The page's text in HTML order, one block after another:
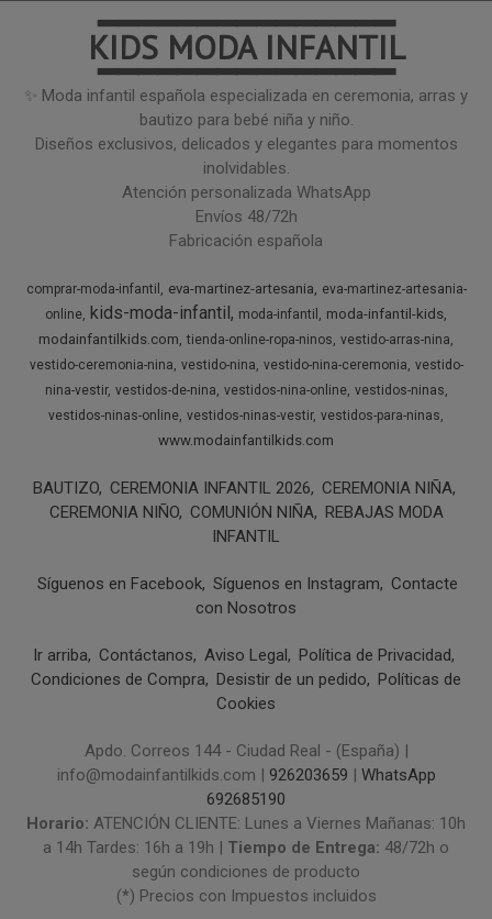
━━━━━━━━━━━━━━━
KIDS MODA INFANTIL
━━━━━━━━━━━━━━━
✨ Moda infantil española especializada en ceremonia, arras y
bautizo para bebé niña y niño.
Diseños exclusivos, delicados y elegantes para momentos
inolvidables.
Atención personalizada WhatsApp
Envíos 48/72h
Fabricación española
comprar-moda-infantil eva-martinez-artesania
eva-martinez-artesania-
online
kids-moda-infantil moda-infantil
moda-infantil-kids
modainfantilkids.com tienda-online-ropa-ninos vestido-arras-nina
vestido-ceremonia-nina vestido-nina vestido-nina-ceremonia vestido-
nina-vestir vestidos-de-nina vestidos-nina-online vestidos-ninas
vestidos-ninas-online vestidos-ninas-vestir vestidos-para-ninas
www.modainfantilkids.com
BAUTIZO CEREMONIA INFANTIL 2026
CEREMONIA NIÑA
CEREMONIA NIÑO COMUNIÓN NIÑA
REBAJAS MODA
INFANTIL
Síguenos en Facebook Síguenos en Instagram
Contacte
con Nosotros
Ir arriba Contáctanos Aviso Legal
Política de Privacidad
Condiciones de Compra
Desistir de un pedido
Políticas de
Cookies
Apdo. Correos 144 - Ciudad Real - (España) |
info@modainfantilkids.com | 926203659
WhatsApp
692685190
Horario: ATENCIÓN CLIENTE: Lunes a Viernes Mañanas: 10h
a 14h Tardes: 16h a 19h | Tiempo de Entrega: 48/72h o
según condiciones de producto
(*) Precios con Impuestos incluidos